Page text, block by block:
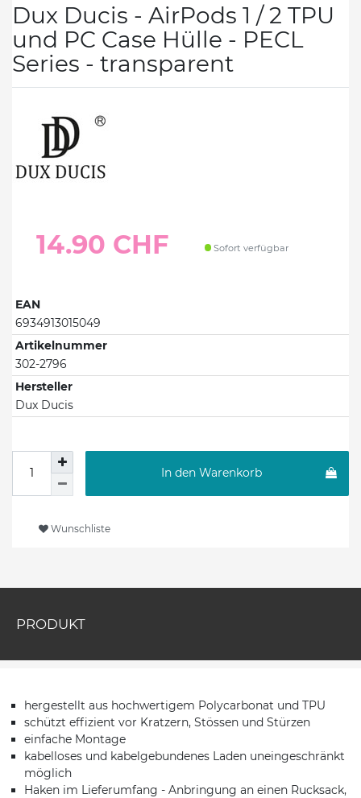
Dux Ducis - AirPods 1 / 2 TPU
und PC Case Hülle - PECL
Series - transparent
14.90 CHF Sofort verfügbar
EAN
6934913015049
Artikelnummer
302-2796
Hersteller
Dux Ducis
In den Warenkorb
Wunschliste
PRODUKT
hergestellt aus hochwertigem Polycarbonat und TPU
schützt effizient vor Kratzern, Stössen und Stürzen
einfache Montage
kabelloses und kabelgebundenes Laden uneingeschränkt
möglich
Haken im Lieferumfang - Anbringung an einen Rucksack,